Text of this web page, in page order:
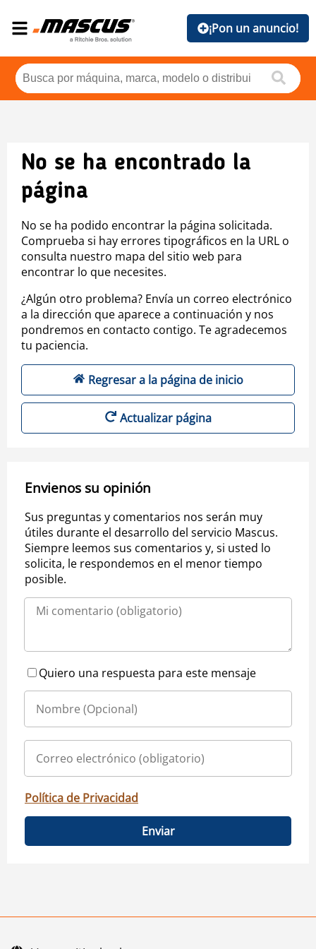
¡Pon un anuncio!
No se ha encontrado la
página
No se ha podido encontrar la página solicitada.
Comprueba si hay errores tipográficos en la URL o
consulta nuestro mapa del sitio web para
encontrar lo que necesites.
¿Algún otro problema? Envía un correo electrónico
a la dirección que aparece a continuación y nos
pondremos en contacto contigo. Te agradecemos
tu paciencia.
Regresar a la página de inicio
Actualizar página
Envienos su opinión
Sus preguntas y comentarios nos serán muy
útiles durante el desarrollo del servicio Mascus.
Siempre leemos sus comentarios y, si usted lo
solicita, le respondemos en el menor tiempo
posible.
Quiero una respuesta para este mensaje
Política de Privacidad
Enviar